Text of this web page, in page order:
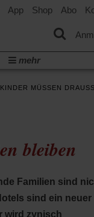
App Shop Abo
mehr
Erderwärmung
einem
neuen
Tab)
(Öffnet
einem
neuen
Was gibt
in der Ukraine
KINDER MÜSSEN
bleiben
Familien sind
sind ein neuer
wird zynisch